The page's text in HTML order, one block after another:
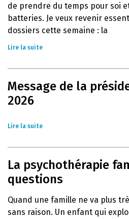
de prendre du temps pour soi
batteries. Je veux revenir
dossiers cette semaine : la
Lire la suite
Message de la
2026
Lire la suite
La psychothérapie
questions
Quand une famille ne va plus
sans raison. Un enfant qui